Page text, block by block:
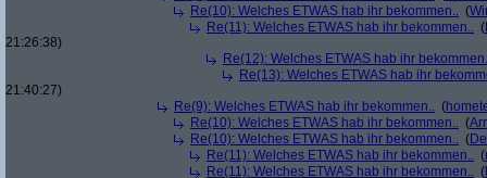
Re(10): Welches ETWAS hab ihr bekommen.. (
Re(11): Welches ETWAS hab ihr bekommen.. (
21:26:38)
Re(12): Welches ETWAS hab ihr
Re(13): Welches ETWAS hab ihr
21:40:27)
Re(9): Welches ETWAS hab ihr bekommen.. (
Re(10): Welches ETWAS hab ihr bekommen.. (
Re(10): Welches ETWAS hab ihr bekommen.. (
Re(11): Welches ETWAS hab ihr bekommen.. (
Re(11): Welches ETWAS hab ihr bekommen.. (